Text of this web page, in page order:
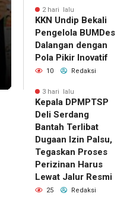
2 hari lalu
KKN Undip Bekali
Pengelola BUMDes
Dalangan dengan
Pola Pikir Inovatif
10 Redaksi
3 hari lalu
Kepala DPMPTSP
Deli Serdang
Bantah Terlibat
Dugaan Izin Palsu,
Tegaskan Proses
Perizinan Harus
Lewat Jalur Resmi
25 Redaksi